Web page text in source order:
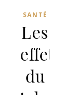
SANTÉ
Les
effets
du